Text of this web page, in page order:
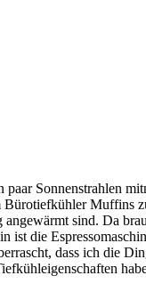
Sonnenstrahlen
Bürotiefkühler Muffins
angewärmt sind. Da
die
dass ich die